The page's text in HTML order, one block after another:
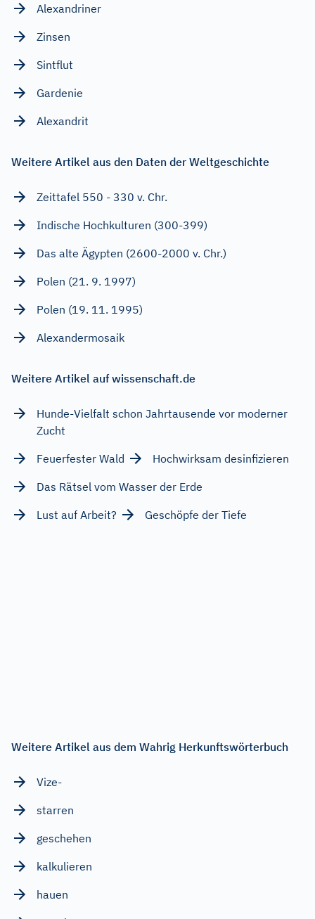
Alexandriner
Zinsen
Sintflut
Gardenie
Alexandrit
Weitere Artikel aus den Daten der Weltgeschichte
Zeittafel 550 - 330 v. Chr.
Indische Hochkulturen (300-399)
Das alte Ägypten (2600-2000 v. Chr.)
Polen (21. 9. 1997)
Polen (19. 11. 1995)
Alexandermosaik
Weitere Artikel auf wissenschaft.de
Hunde-Vielfalt schon Jahrtausende vor moderner
Zucht
Feuerfester Wald
Hochwirksam desinfizieren
Das Rätsel vom Wasser der Erde
Lust auf Arbeit?
Geschöpfe der Tiefe
Weitere Artikel aus dem Wahrig Herkunftswörterbuch
Vize-
starren
geschehen
kalkulieren
hauen